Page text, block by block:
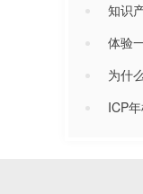
知识
体验
为什
ICP